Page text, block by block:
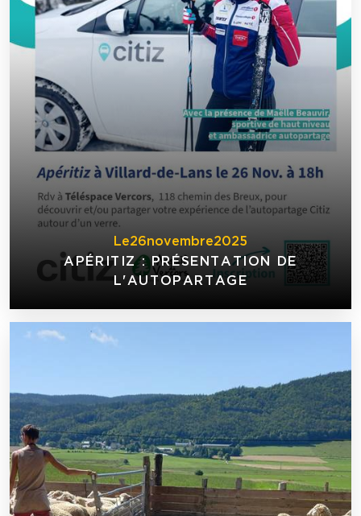
Le26novembre2025
APÉRITIZ : PRÉSENTATION DE
L'AUTOPARTAGE